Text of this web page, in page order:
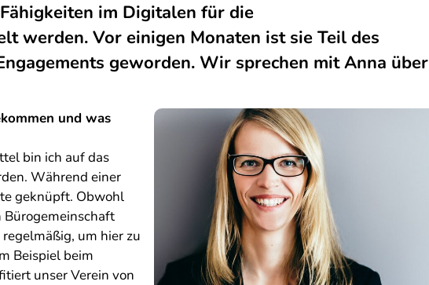
im Digitalen für die
werden. Vor einigen Monaten ist sie Teil des
geworden. Wir sprechen mit Anna über
und was
bin ich auf das
Während einer
geknüpft. Obwohl
Bürogemeinschaft
um hier zu
Beispiel beim
unser Verein von